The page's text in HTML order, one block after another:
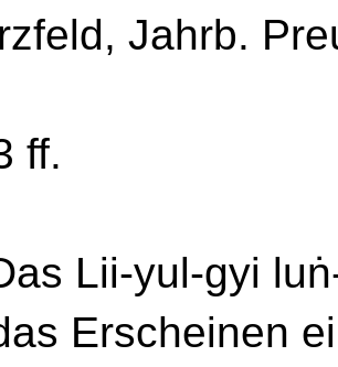
Jahrb.
ff.
Lii-yul-gyi
Erscheinen